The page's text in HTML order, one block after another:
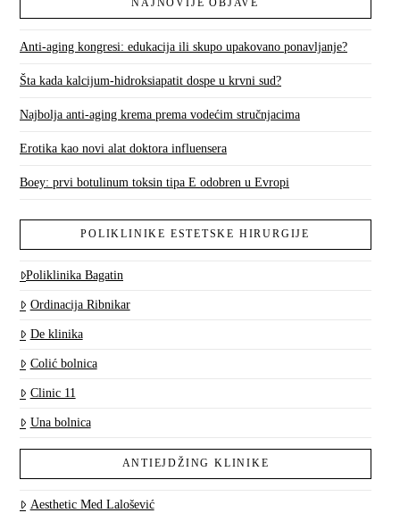
NAJNOVIJE OBJAVE
Anti-aging kongresi: edukacija ili skupo upakovano ponavljanje?
Šta kada kalcijum-hidroksiapatit dospe u krvni sud?
Najbolja anti-aging krema prema vodećim stručnjacima
Erotika kao novi alat doktora influensera
Boey: prvi botulinum toksin tipa E odobren u Evropi
POLIKLINIKE ESTETSKE HIRURGIJE
Poliklinika Bagatin
Ordinacija Ribnikar
De klinika
Colić bolnica
Clinic 11
Una bolnica
ANTIEJDŽING KLINIKE
Aesthetic Med Lalošević